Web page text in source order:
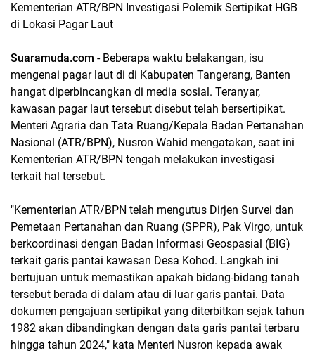
Kementerian ATR/BPN Investigasi Polemik Sertipikat HGB
di Lokasi Pagar Laut
Suaramuda.com - Beberapa waktu belakangan, isu
mengenai pagar laut di di Kabupaten Tangerang, Banten
hangat diperbincangkan di media sosial. Teranyar,
kawasan pagar laut tersebut disebut telah bersertipikat.
Menteri Agraria dan Tata Ruang/Kepala Badan Pertanahan
Nasional (ATR/BPN), Nusron Wahid mengatakan, saat ini
Kementerian ATR/BPN tengah melakukan investigasi
terkait hal tersebut.
"Kementerian ATR/BPN telah mengutus Dirjen Survei dan
Pemetaan Pertanahan dan Ruang (SPPR), Pak Virgo, untuk
berkoordinasi dengan Badan Informasi Geospasial (BIG)
terkait garis pantai kawasan Desa Kohod. Langkah ini
bertujuan untuk memastikan apakah bidang-bidang tanah
tersebut berada di dalam atau di luar garis pantai. Data
dokumen pengajuan sertipikat yang diterbitkan sejak tahun
1982 akan dibandingkan dengan data garis pantai terbaru
hingga tahun 2024," kata Menteri Nusron kepada awak